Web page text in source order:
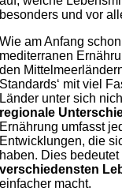
besonders und vor
Wie am Anfang
mediterranen
den
Standards‘ mit viel
Länder unter sich
regionale
Ernährung umfasst
Entwicklungen, die
haben. Dies
verschiedensten
einfacher macht.